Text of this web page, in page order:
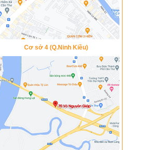
Cơ sở 4 (Q.Ninh Kiều)